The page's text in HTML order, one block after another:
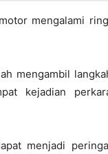
mengalami
mengambil
kejadian
menjadi